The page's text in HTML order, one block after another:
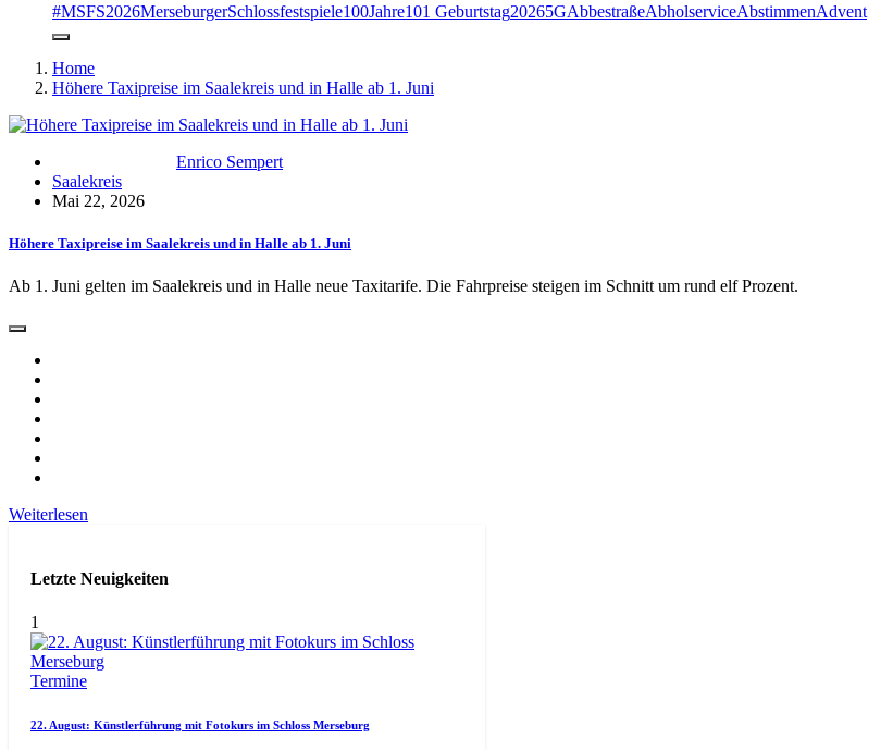
#MSFS2026MerseburgerSchlossfestspiele100Jahre101 Geburtstag20265GAbbestraßeAbholserviceAbstimmenAdvent
Home
Höhere Taxipreise im Saalekreis und in Halle ab 1. Juni
Enrico Sempert
Saalekreis
Mai 22, 2026
Höhere Taxipreise im Saalekreis und in Halle ab 1. Juni
Ab 1. Juni gelten im Saalekreis und in Halle neue Taxitarife. Die Fahrpreise steigen im Schnitt um rund elf Prozent.
Weiterlesen
Letzte Neuigkeiten
1
Termine
22. August: Künstlerführung mit Fotokurs im Schloss Merseburg